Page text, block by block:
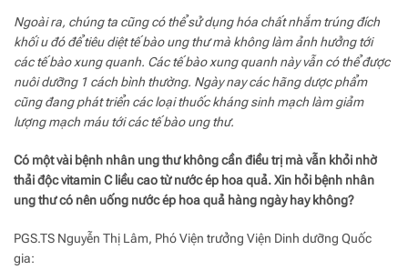
Ngoài ra, chúng ta cũng có thể sử dụng hóa chất nhắm trúng đích
khối u đó để tiêu diệt tế bào ung thư mà không làm ảnh hưởng tới
các tế bào xung quanh. Các tế bào xung quanh này vẫn có thể được
nuôi dưỡng 1 cách bình thường. Ngày nay các hãng dược phẩm
cũng đang phát triển các loại thuốc kháng sinh mạch làm giảm
lượng mạch máu tới các tế bào ung thư.
Có một vài bệnh nhân ung thư không cần điều trị mà vẫn khỏi nhờ
thải độc vitamin C liều cao từ nước ép hoa quả. Xin hỏi bệnh nhân
ung thư có nên uống nước ép hoa quả hàng ngày hay không?
PGS.TS Nguyễn Thị Lâm, Phó Viện trưởng Viện Dinh dưỡng Quốc
gia: